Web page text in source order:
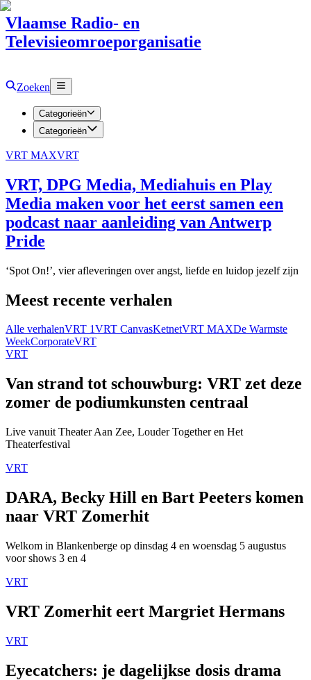
Vlaamse Radio- en
Televisieomroeporganisatie
Zoeken
Categorieën
Categorieën
VRT MAXVRT
VRT, DPG Media, Mediahuis en Play
Media maken voor het eerst samen een
podcast naar aanleiding van Antwerp
Pride
‘Spot On!’, vier afleveringen over angst, liefde en luidop jezelf zijn
Meest recente verhalen
Alle verhalenVRT 1VRT CanvasKetnetVRT MAXDe Warmste
WeekCorporateVRT
VRT
Van strand tot schouwburg: VRT zet deze
zomer de podiumkunsten centraal
Live vanuit Theater Aan Zee, Louder Together en Het
Theaterfestival
VRT
DARA, Becky Hill en Bart Peeters komen
naar VRT Zomerhit
Welkom in Blankenberge op dinsdag 4 en woensdag 5 augustus
voor shows 3 en 4
VRT
VRT Zomerhit eert Margriet Hermans
VRT
Eyecatchers: je dagelijkse dosis drama